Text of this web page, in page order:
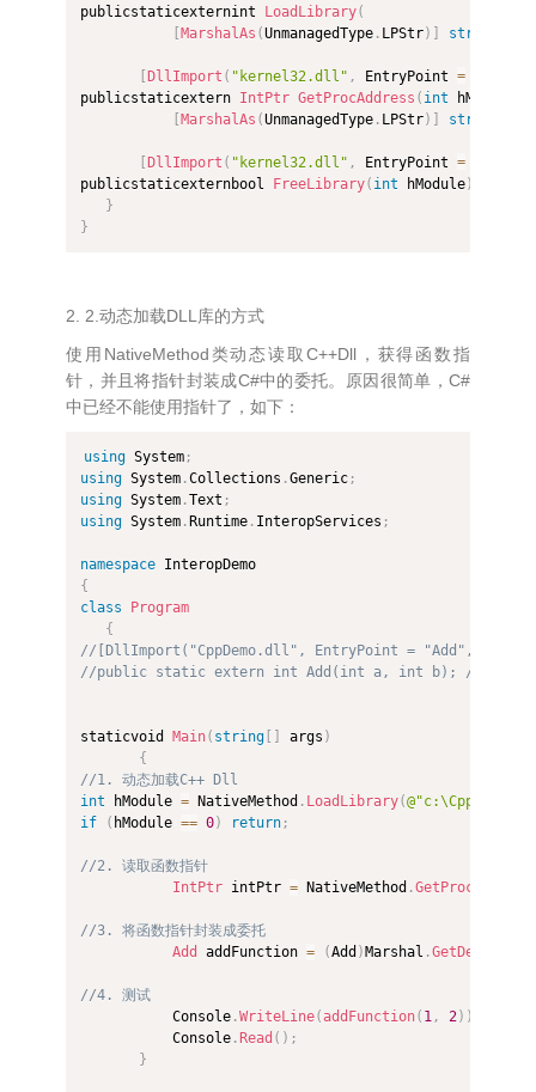
publicstaticexternint LoadLibrary(
[MarshalAs (UnmanagedType . LPStr) ] string
[DllImport ( "kernel32.dll" , EntryPoint =
publicstaticextern IntPtr GetProcAddress ( int hModule
[MarshalAs (UnmanagedType . LPStr) ] string
[DllImport ( "kernel32.dll" , EntryPoint =
publicstaticexternbool FreeLibrary( int hModule)
}
}
2. 2.动态加载DLL库的方式
使用NativeMethod类动态读取C++Dll，获得函数指
针，并且将指针封装成C#中的委托。原因很简单，C#
中已经不能使用指针了，如下：
using System ;
using System .Collections .Generic ;
using System .Text ;
using System .Runtime . InteropServices ;
namespace
{
class
Program
{
//[DllImport("CppDemo.dll", EntryPoint = "Add",
//public static extern int Add(int a, int b); //DllImport
staticvoid Main( string [ ] args )
{
//1. 动态加载C++ Dll
int hModule = NativeMethod . LoadLibrary(
if
( hModule == 0) return ;
//2. 读取函数指针
IntPtr intPtr = NativeMethod .GetProcAddress
//3. 将函数指针封装成委托
Add
addFunction = (Add )Marshal .
//4. 测试
           Console
.WriteLine( addFunction( 1 , 2) )
           Console
.Read ( ) ;
}